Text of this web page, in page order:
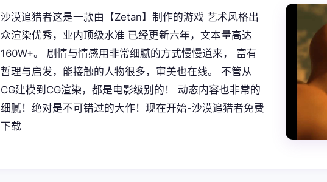
沙漠追猎者这是一款由【Zetan】制作的游戏 艺术风格出
众渲染优秀，业内顶级水准 已经更新六年，文本量高达
160W+。 剧情与情感用非常细腻的方式慢慢道来， 富有
哲理与启发，能接触的人物很多，审美也在线。 不管从
CG建模到CG渲染，都是电影级别的！ 动态内容也非常的
细腻！绝对是不可错过的大作！现在开始-沙漠追猎者免费
下载